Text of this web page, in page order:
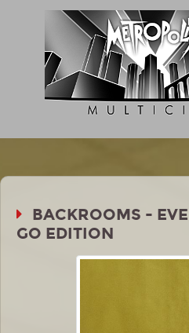
BACKROOMS -
GO EDITION